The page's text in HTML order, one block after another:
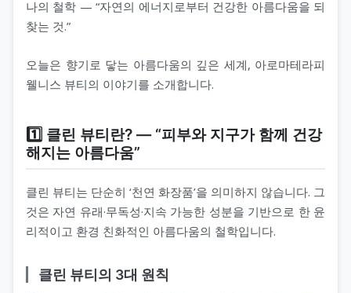
나의 철학 — “자연의 에너지로부터 건강한 아름다움을 되
찾는 것.”
오늘은 향기로 닿는 아름다움의 깊은 세계, 아로마테라피
웰니스 뷰티의 이야기를 소개합니다.
1️⃣ 클린 뷰티란? ― “피부와 지구가 함께 건강
해지는 아름다움”
클린 뷰티는 단순히 ‘천연 화장품’을 의미하지 않습니다. 그
것은 자연 유래·무독성·지속 가능한 성분을 기반으로 한 윤
리적이고 환경 친화적인 아름다움의 철학입니다.
클린 뷰티의 3대 원칙